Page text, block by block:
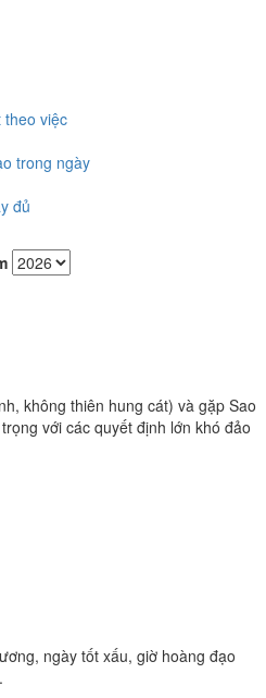
theo việc
trong ngày
đủ
không thiên hung cát) và gặp Sao
với các quyết định lớn khó đảo
ngày tốt xấu, giờ hoàng đạo